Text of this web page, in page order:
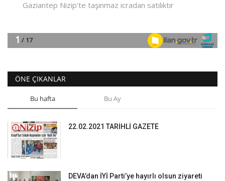
ÖNE ÇIKANLAR
Bu hafta Bu Ay
22.02.2021 TARİHLİ GAZETE
DEVA’dan İYİ Parti’ye hayırlı olsun ziyareti